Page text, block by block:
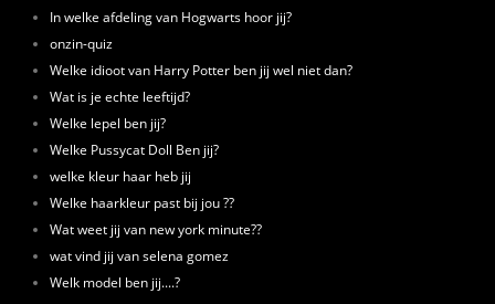
In welke afdeling van Hogwarts hoor jij?
onzin-quiz
Welke idioot van Harry Potter ben jij wel niet dan?
Wat is je echte leeftijd?
Welke lepel ben jij?
Welke Pussycat Doll Ben jij?
welke kleur haar heb jij
Welke haarkleur past bij jou ??
Wat weet jij van new york minute??
wat vind jij van selena gomez
Welk model ben jij....?